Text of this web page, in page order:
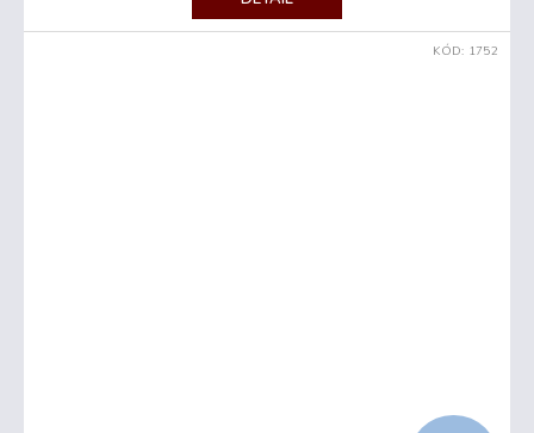
KÓD: 1752